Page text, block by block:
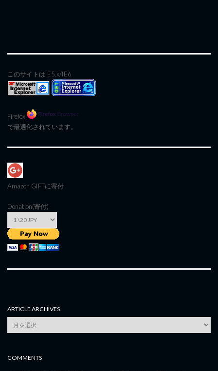
このサイトはIE5.x/IE6
Firefox
で最適化されています。
Amazon GIFTに寄付
Donation(寄付)
ARTICLE ARCHIVES
Article
Archives
COMMENTS